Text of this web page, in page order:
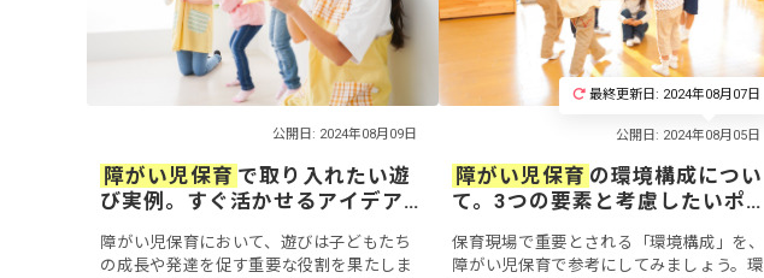
公開日: 2024年08月09日
障がい児保育 で取り入れたい遊
び実例。すぐ活かせるアイデア
障がい児保育において、遊びは子どもたち
の成長や発達を促す重要な役割を果たしま
最終更新日: 2024年08月07日
障がい児保育 の環境構成につい
て。3つの要素と考慮したいポイ
保育現場で重要とされる「環境構成」を、
障がい児保育で参考にしてみましょう。環